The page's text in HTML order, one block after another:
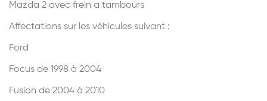
Mazda 2 avec frein a tambours
Affectations sur les véhicules suivant :
Ford
Focus de 1998 à 2004
Fusion de 2004 à 2010